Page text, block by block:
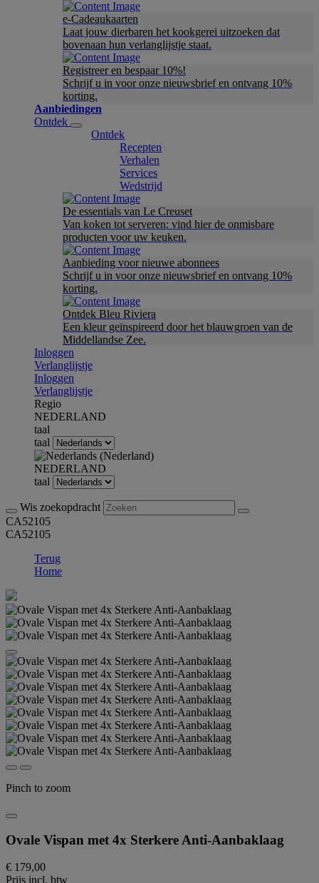
e-Cadeaukaarten
Laat jouw dierbaren het kookgerei uitzoeken dat
bovenaan hun verlanglijstje staat.
Registreer en bespaar 10%!
Schrijf u in voor onze nieuwsbrief en ontvang 10%
korting.
Aanbiedingen
Ontdek
Ontdek
Recepten
Verhalen
Services
Wedstrijd
De essentials van Le Creuset
Van koken tot serveren: vind hier de onmisbare
producten voor uw keuken.
Aanbieding voor nieuwe abonnees
Schrijf u in voor onze nieuwsbrief en ontvang 10%
korting.
Ontdek Bleu Riviera
Een kleur geïnspireerd door het blauwgroen van de
Middellandse Zee.
Inloggen
Verlanglijstje
Inloggen
Verlanglijstje
Regio
NEDERLAND
taal
taal
NEDERLAND
taal
Wis zoekopdracht
CA52105
CA52105
Terug
Home
Pinch to zoom
Ovale Vispan met 4x Sterkere Anti-Aanbaklaag
€ 179,00
Prijs incl. btw